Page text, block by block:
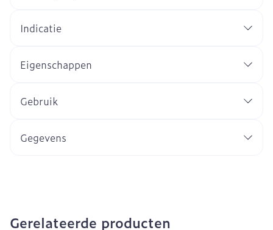
Indicatie
Eigenschappen
Gebruik
Gegevens
Gerelateerde producten